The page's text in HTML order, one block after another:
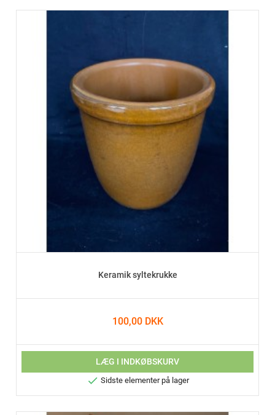
Keramik syltekrukke
100,00 DKK
LÆG I INDKØBSKURV
 Sidste elementer på lager